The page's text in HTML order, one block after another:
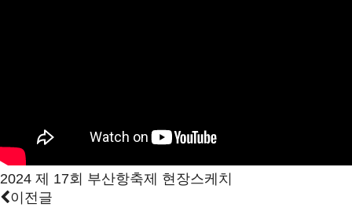
2024 제 17회 부산항축제 현장스케치
이전글